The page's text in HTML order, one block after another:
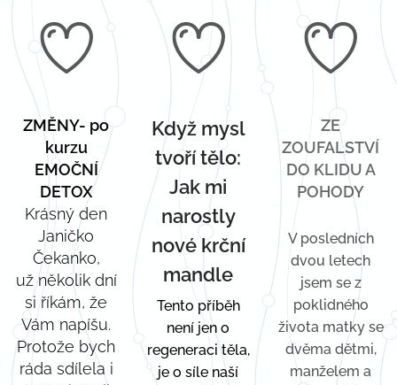
ZMĚNY- po
kurzu
EMOČNÍ
DETOX
Krásný den
Janičko
Čekanko,
už několik dní
si říkám, že
Vám napíšu.
Protože bych
ráda sdílela i
Když mysl
tvoří tělo:
Jak mi
narostly
nové krční
mandle
Tento příběh
není jen o
regeneracitěla,
je o síle naší
ZE
ZOUFALSTVÍ
DO KLIDU A
POHODY
V posledních
dvou letech
jsem se z
poklidného
života matky se
dvěma dětmi,
manželem a